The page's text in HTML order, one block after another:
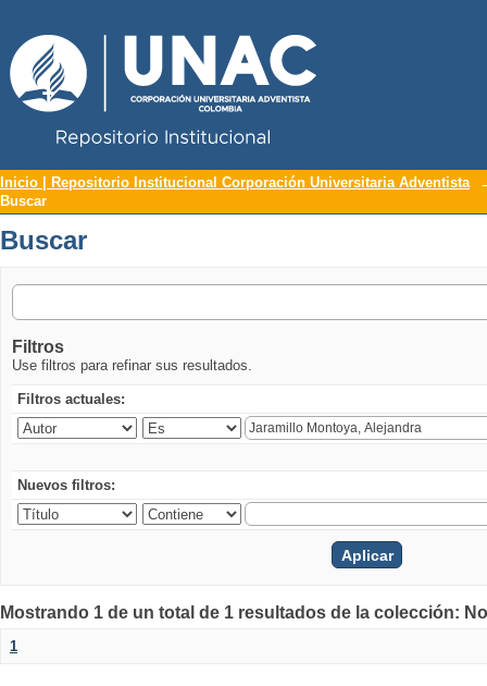
Buscar
Inicio | Repositorio Institucional Corporación Universitaria Adventista
Buscar
Buscar
Filtros
Use filtros para refinar sus resultados.
Filtros actuales:
Nuevos filtros:
Mostrando 1 de un total de 1 resultados de la colección:
1